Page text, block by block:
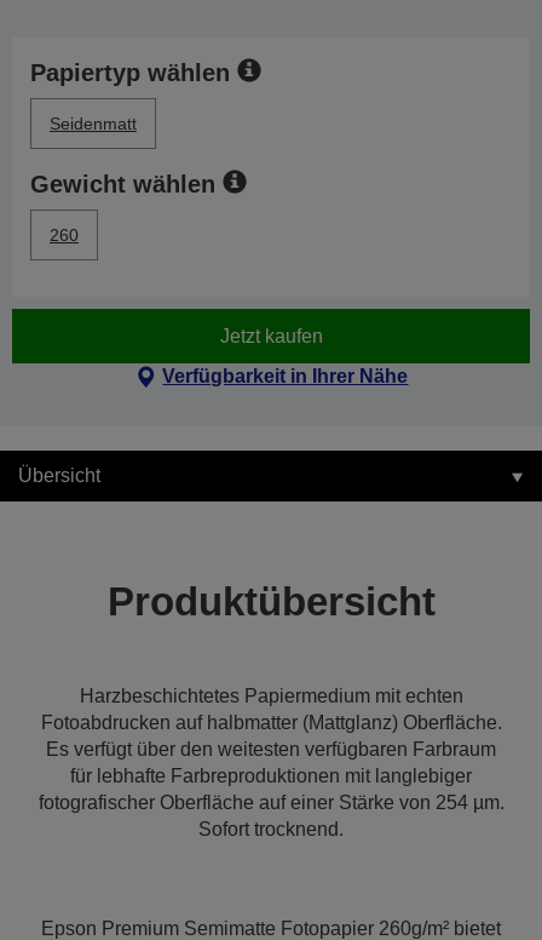
Papiertyp wählen
Seidenmatt
Gewicht wählen
260
Jetzt kaufen
Verfügbarkeit in Ihrer Nähe
Übersicht
Produktübersicht
Harzbeschichtetes Papiermedium mit echten
Fotoabdrucken auf halbmatter (Mattglanz) Oberfläche.
Es verfügt über den weitesten verfügbaren Farbraum
für lebhafte Farbreproduktionen mit langlebiger
fotografischer Oberfläche auf einer Stärke von 254 µm.
Sofort trocknend.
Epson Premium Semimatte Fotopapier 260g/m² bietet